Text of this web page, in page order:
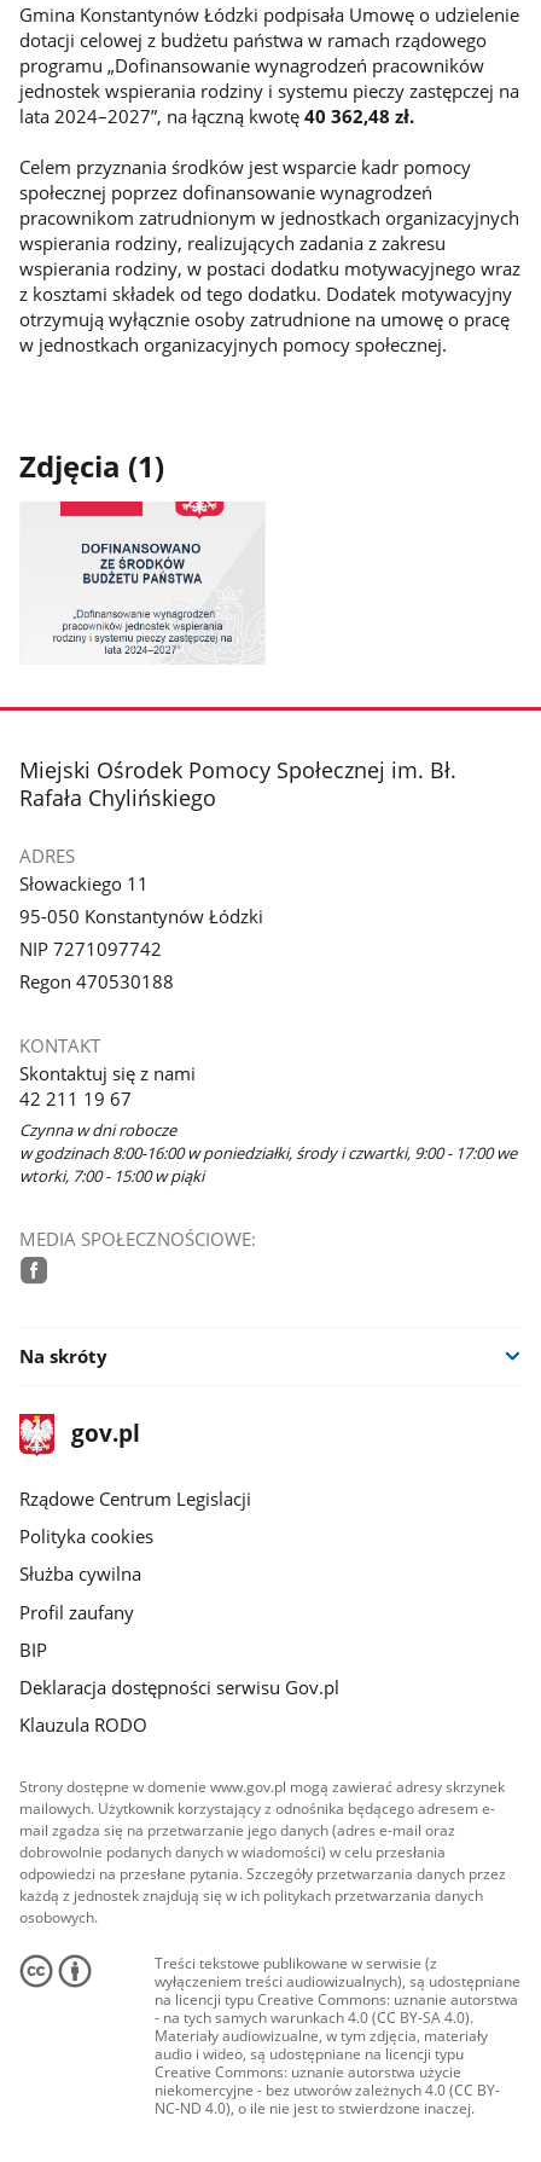
Gmina Konstantynów Łódzki podpisała Umowę o udzielenie
dotacji celowej z budżetu państwa w ramach rządowego
programu „Dofinansowanie wynagrodzeń pracowników
jednostek wspierania rodziny i systemu pieczy zastępczej na
lata 2024–2027”, na łączną kwotę 40 362,48 zł.
Celem przyznania środków jest wsparcie kadr pomocy
społecznej poprzez dofinansowanie wynagrodzeń
pracownikom zatrudnionym w jednostkach organizacyjnych
wspierania rodziny, realizujących zadania z zakresu
wspierania rodziny, w postaci dodatku motywacyjnego wraz
z kosztami składek od tego dodatku. Dodatek motywacyjny
otrzymują wyłącznie osoby zatrudnione na umowę o pracę
w jednostkach organizacyjnych pomocy społecznej.
Zdjęcia (1)
zdjęcie
galerii.
stopka
Miejski Ośrodek Pomocy Społecznej im. Bł.
Rafała Chylińskiego
ADRES
Słowackiego 11
95-050 Konstantynów Łódzki
NIP 7271097742
Regon 470530188
KONTAKT
Skontaktuj się z nami
42 211 19 67
Czynna w dni robocze
w godzinach 8:00-16:00 w poniedziałki, środy i czwartki, 9:00 - 17:00 we
wtorki, 7:00 - 15:00 w piąki
MEDIA SPOŁECZNOŚCIOWE:
Na skróty
stopka
gov.plStrona
gov.pl
Rządowe Centrum Legislacji
Polityka cookies
Służba cywilna
Profil zaufany
BIP
Deklaracja dostępności serwisu Gov.pl
Klauzula RODO
Strony dostępne w domenie www.gov.pl mogą zawierać adresy skrzynek
mailowych. Użytkownik korzystający z odnośnika będącego adresem e-
mail zgadza się na przetwarzanie jego danych (adres e-mail oraz
dobrowolnie podanych danych w wiadomości) w celu przesłania
odpowiedzi na przesłane pytania. Szczegóły przetwarzania danych przez
każdą z jednostek znajdują się w ich politykach przetwarzania danych
osobowych.
Treści tekstowe publikowane w serwisie (z
wyłączeniem treści audiowizualnych), są udostępniane
na licencji typu Creative Commons: uznanie autorstwa
- na tych samych warunkach 4.0 (CC BY-SA 4.0).
Materiały audiowizualne, w tym zdjęcia, materiały
audio i wideo, są udostępniane na licencji typu
Creative Commons: uznanie autorstwa użycie
niekomercyjne - bez utworów zależnych 4.0 (CC BY-
NC-ND 4.0), o ile nie jest to stwierdzone inaczej.